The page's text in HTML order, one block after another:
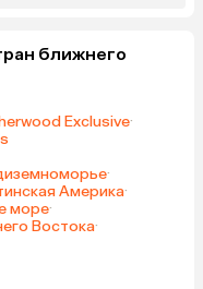
ближнего
Exclusive·
·
Америка·
море·
Востока·